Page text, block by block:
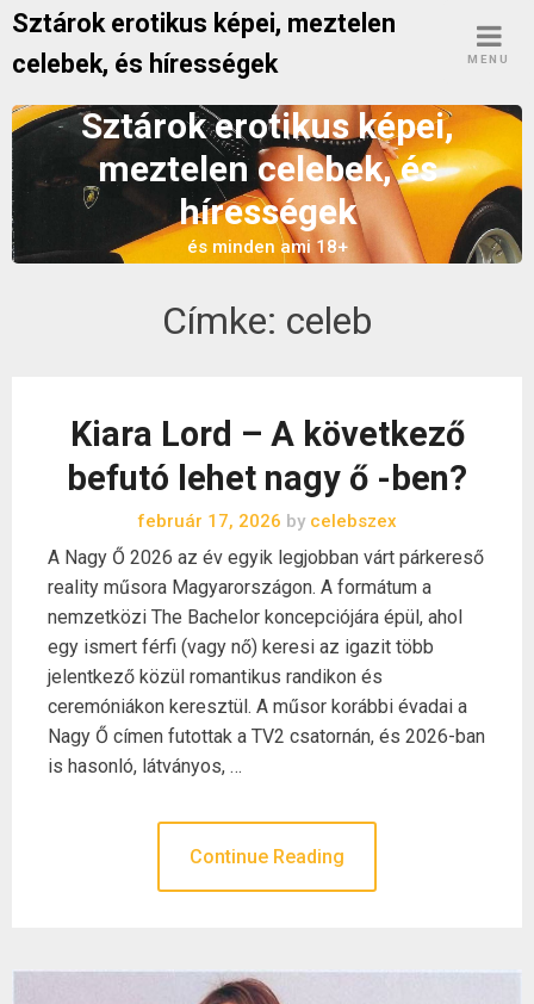
Skip
content
Sztárok erotikus képei, meztelen
celebek, és hírességek
MENU
Sztárok erotikus képei,
meztelen celebek, és
hírességek
és minden ami 18+
Címke: celeb
Kiara Lord – A következő
befutó lehet nagy ő -ben?
február 17, 2026 by celebszex
A Nagy Ő 2026 az év egyik legjobban várt párkereső
reality műsora Magyarországon. A formátum a
nemzetközi The Bachelor koncepciójára épül, ahol
egy ismert férfi (vagy nő) keresi az igazit több
jelentkező közül romantikus randikon és
ceremóniákon keresztül. A műsor korábbi évadai a
Nagy Ő címen futottak a TV2 csatornán, és 2026-ban
is hasonló, látványos, …
Continue Reading